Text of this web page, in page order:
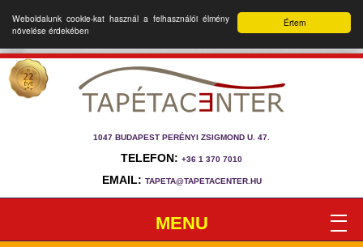
Értem
Weboldalunk cookie-kat használ a felhasználói élmény
növelése érdekében
1047 BUDAPEST PERÉNYI ZSIGMOND U. 47.
TELEFON: +36 1 370 7010
EMAIL: TAPETA@TAPETACENTER.HU
MENU